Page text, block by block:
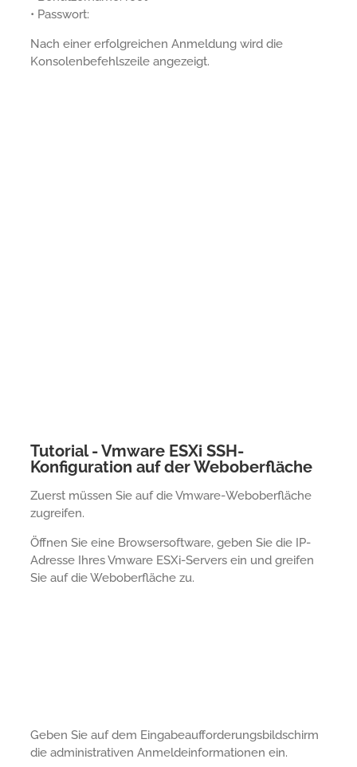
• Passwort:
Nach einer erfolgreichen Anmeldung wird die
Konsolenbefehlszeile angezeigt.
Tutorial - Vmware ESXi SSH-
Konfiguration auf der Weboberfläche
Zuerst müssen Sie auf die Vmware-Weboberfläche
zugreifen.
Öffnen Sie eine Browsersoftware, geben Sie die IP-
Adresse Ihres Vmware ESXi-Servers ein und greifen
Sie auf die Weboberfläche zu.
Geben Sie auf dem Eingabeaufforderungsbildschirm
die administrativen Anmeldeinformationen ein.